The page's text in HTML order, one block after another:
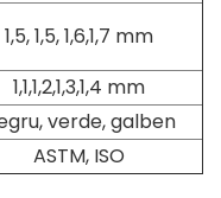
1,5, 1,5, 1,6,1,7 mm
1,1,1,2,1,3,1,4 mm
verde, galben
ASTM, ISO